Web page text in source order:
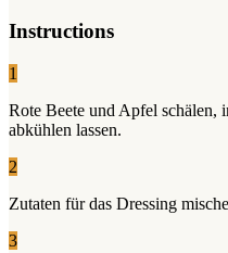
Instructions
1
Rote Beete und Apfel schälen,
abkühlen lassen.
2
Zutaten für das Dressing
3